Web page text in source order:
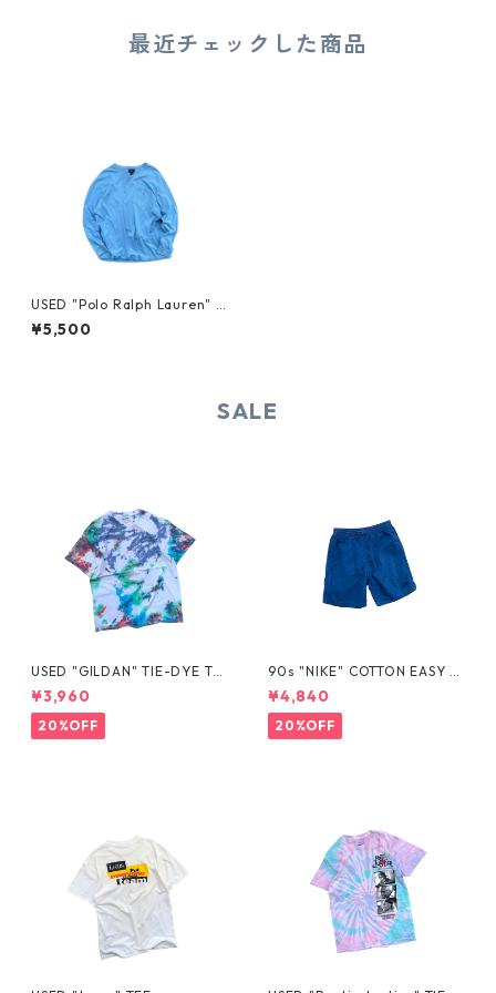
最近チェックした商品
USED "Polo Ralph Lauren" P
OCKET L/S TEE
¥5,500
SALE
USED "GILDAN" TIE-DYE TE
E
¥3,960
20%OFF
90s "NIKE" COTTON EASY S
HORTS
¥4,840
20%OFF